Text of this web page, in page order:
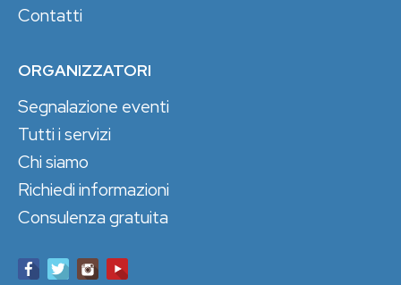
Contatti
ORGANIZZATORI
Segnalazione eventi
Tutti i servizi
Chi siamo
Richiedi informazioni
Consulenza gratuita